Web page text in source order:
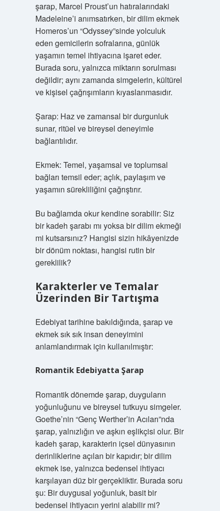
şarap, Marcel Proust’un hatıralarındaki
Madeleine’i anımsatırken, bir dilim ekmek
Homeros’un “Odyssey”sinde yolculuk
eden gemicilerin sofralarına, günlük
yaşamın temel ihtiyacına işaret eder.
Burada soru, yalnızca miktarın sorulması
değildir; aynı zamanda simgelerin, kültürel
ve kişisel çağrışımların kıyaslanmasıdır.
Şarap: Haz ve zamansal bir durgunluk
sunar, ritüel ve bireysel deneyimle
bağlantılıdır.
Ekmek: Temel, yaşamsal ve toplumsal
bağları temsil eder; açlık, paylaşım ve
yaşamın sürekliliğini çağrıştırır.
Bu bağlamda okur kendine sorabilir: Siz
bir kadeh şarabı mı yoksa bir dilim ekmeği
mi kutsarsınız? Hangisi sizin hikâyenizde
bir dönüm noktası, hangisi rutin bir
gereklilik?
Karakterler ve Temalar
Üzerinden Bir Tartışma
Edebiyat tarihine bakıldığında, şarap ve
ekmek sık sık insan deneyimini
anlamlandırmak için kullanılmıştır:
Romantik Edebiyatta Şarap
Romantik dönemde şarap, duyguların
yoğunluğunu ve bireysel tutkuyu simgeler.
Goethe’nin “Genç Werther’in Acıları”nda
şarap, yalnızlığın ve aşkın eşlikçisi olur. Bir
kadeh şarap, karakterin içsel dünyasının
derinliklerine açılan bir kapıdır; bir dilim
ekmek ise, yalnızca bedensel ihtiyacı
karşılayan düz bir gerçekliktir. Burada soru
şu: Bir duygusal yoğunluk, basit bir
bedensel ihtiyacın yerini alabilir mi?